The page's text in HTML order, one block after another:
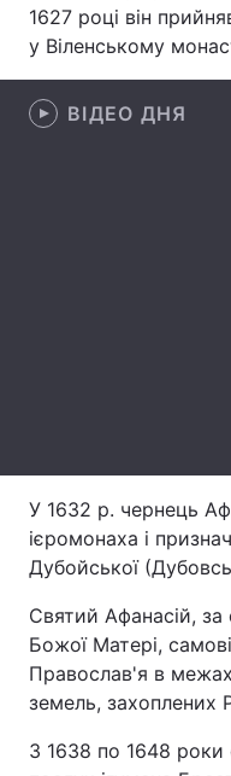
Екологія
Лонгріди
Відео з Youtube
Інтерв'ю
Архів
1627 році він
у Віленському
ВІДЕО ДНЯ
У 1632 р. чернець
ієромонаха і
Дубойської
Святий Афанасій,
Божої Матері,
Православ'я в
земель, захоплених
З 1638 по 1648 роки